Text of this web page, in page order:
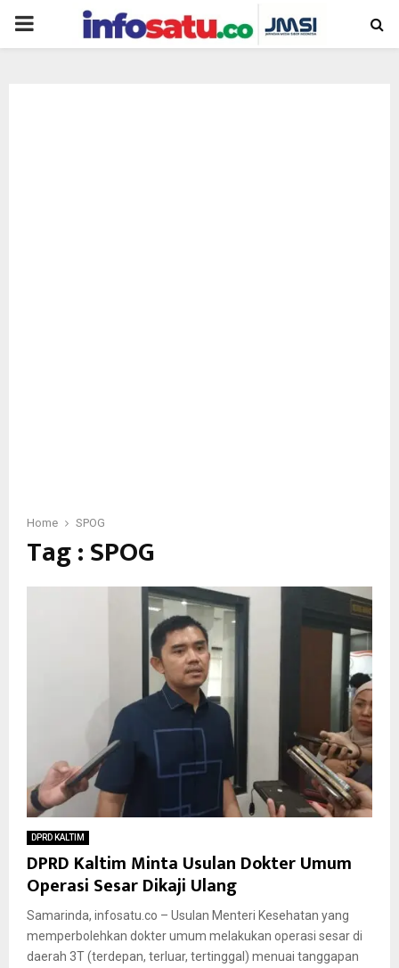
PRIMARY
Home SPOG
Tag : SPOG
DPRD KALTIM
DPRD Kaltim Minta Usulan Dokter Umum
Operasi Sesar Dikaji Ulang
Samarinda, infosatu.co – Usulan Menteri Kesehatan yang
memperbolehkan dokter umum melakukan operasi sesar di
daerah 3T (terdepan, terluar, tertinggal) menuai tanggapan